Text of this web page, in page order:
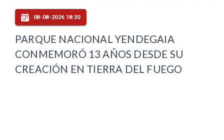
08-08-2026 18:30
PARQUE NACIONAL YENDEGAIA
CONMEMORÓ 13 AÑOS DESDE SU
CREACIÓN EN TIERRA DEL FUEGO